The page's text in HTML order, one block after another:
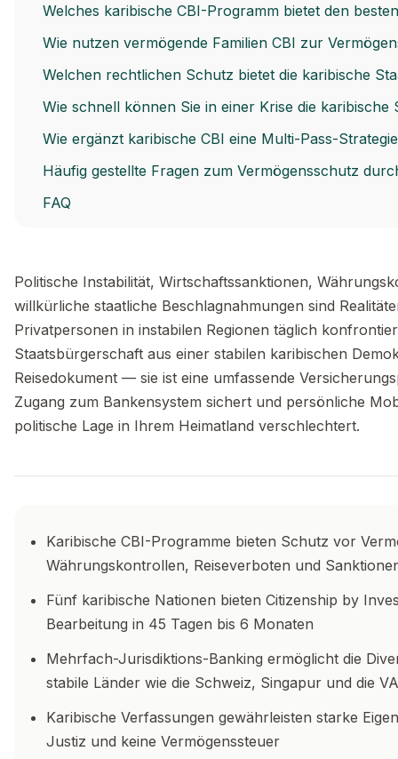
Welches karibische CBI-Programm bietet den
Wie nutzen vermögende Familien CBI zur
Welchen rechtlichen Schutz bietet die karibische
Wie schnell können Sie in einer Krise die
Wie ergänzt karibische CBI eine Multi-Pass-
Häufig gestellte Fragen zum Vermögensschutz
FAQ
Politische Instabilität, Wirtschaftssanktionen,
willkürliche staatliche Beschlagnahmungen sind
Privatpersonen in instabilen Regionen täglich
Staatsbürgerschaft aus einer stabilen karibischen
Reisedokument — sie ist eine umfassende
Zugang zum Bankensystem sichert und persönliche
politische Lage in Ihrem Heimatland verschlechtert.
Karibische CBI-Programme bieten Schutz vor
Währungskontrollen, Reiseverboten und
Fünf karibische Nationen bieten Citizenship by
Bearbeitung in 45 Tagen bis 6 Monaten
Mehrfach-Jurisdiktions-Banking ermöglicht die
stabile Länder wie die Schweiz, Singapur und die
Karibische Verfassungen gewährleisten starke
Justiz und keine Vermögenssteuer